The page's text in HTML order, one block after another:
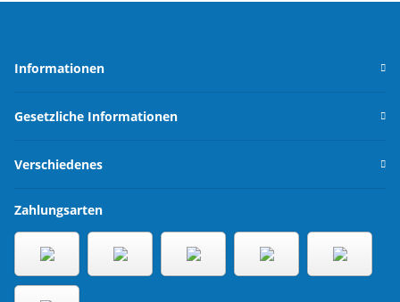
Informationen
Gesetzliche Informationen
Verschiedenes
Zahlungsarten